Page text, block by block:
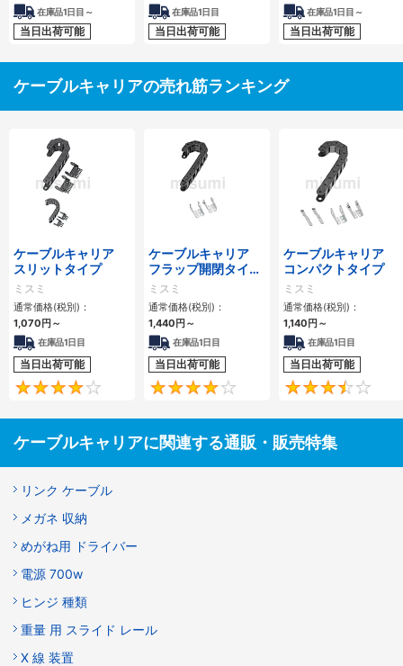
在庫品1日目～
当日出荷可能
在庫品1日目
当日出荷可能
在庫品1日目～
当日出荷可能
ケーブルキャリアの売れ筋ランキング
ケーブルキャリア
スリットタイプ
ミスミ
通常価格(税別)：
1,070 円 ～
在庫品1日目
当日出荷可能
4.1
ケーブルキャリア
フラップ開閉タイ
プ 本体＋取付金具
ミスミ
通常価格(税別)：
1,440 円 ～
在庫品1日目
当日出荷可能
4.2
ケーブルキャリア
コンパクトタイプ
ミスミ
通常価格(税別)：
1,140 円 ～
在庫品1日目
当日出荷可能
ケーブルキャリアに関連する通販・販売特集
リンク ケーブル
メガネ 収納
めがね用 ドライバー
電源 700w
ヒンジ 種類
重量 用 スライド レール
X 線 装置